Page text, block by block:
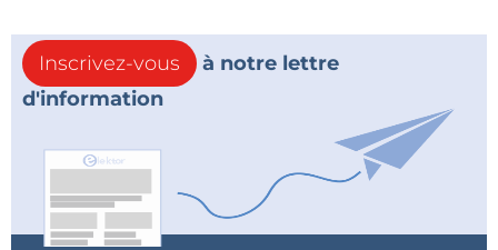
Inscrivez-vous
à notre lettre
d'information